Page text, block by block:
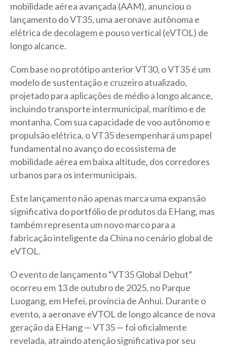
mobilidade aérea avançada (AAM), anunciou o
lançamento do VT35, uma aeronave autônoma e
elétrica de decolagem e pouso vertical (eVTOL) de
longo alcance.
Com base no protótipo anterior VT30, o VT35 é um
modelo de sustentação e cruzeiro atualizado,
projetado para aplicações de médio a longo alcance,
incluindo transporte intermunicipal, marítimo e de
montanha. Com sua capacidade de voo autônomo e
propulsão elétrica, o VT35 desempenhará um papel
fundamental no avanço do ecossistema de
mobilidade aérea em baixa altitude, dos corredores
urbanos para os intermunicipais.
Este lançamento não apenas marca uma expansão
significativa do portfólio de produtos da EHang, mas
também representa um novo marco para a
fabricação inteligente da China no cenário global de
eVTOL.
O evento de lançamento “VT35 Global Debut”
ocorreu em 13 de outubro de 2025, no Parque
Luogang, em Hefei, província de Anhui. Durante o
evento, a aeronave eVTOL de longo alcance de nova
geração da EHang — VT35 — foi oficialmente
revelada, atraindo atenção significativa por seu